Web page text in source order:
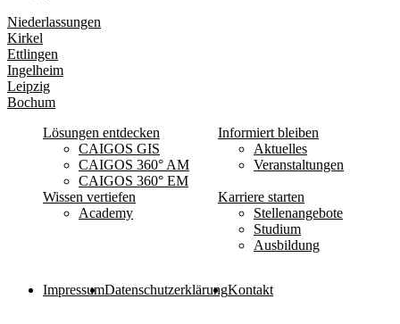
Niederlassungen
Kirkel
Ettlingen
Ingelheim
Leipzig
Bochum
Lösungen entdecken
CAIGOS GIS
CAIGOS 360° AM
CAIGOS 360° EM
Informiert bleiben
Aktuelles
Veranstaltungen
Wissen vertiefen
Academy
Karriere starten
Stellenangebote
Studium
Ausbildung
ImpressumDatenschutzerklärungKontakt